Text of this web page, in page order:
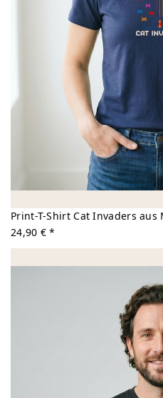
Print-T-Shirt Cat Invaders
24,90 € *